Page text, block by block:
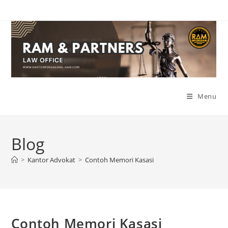
content
Menu
Blog
> Kantor Advokat > Contoh Memori Kasasi
Contoh Memori Kasasi